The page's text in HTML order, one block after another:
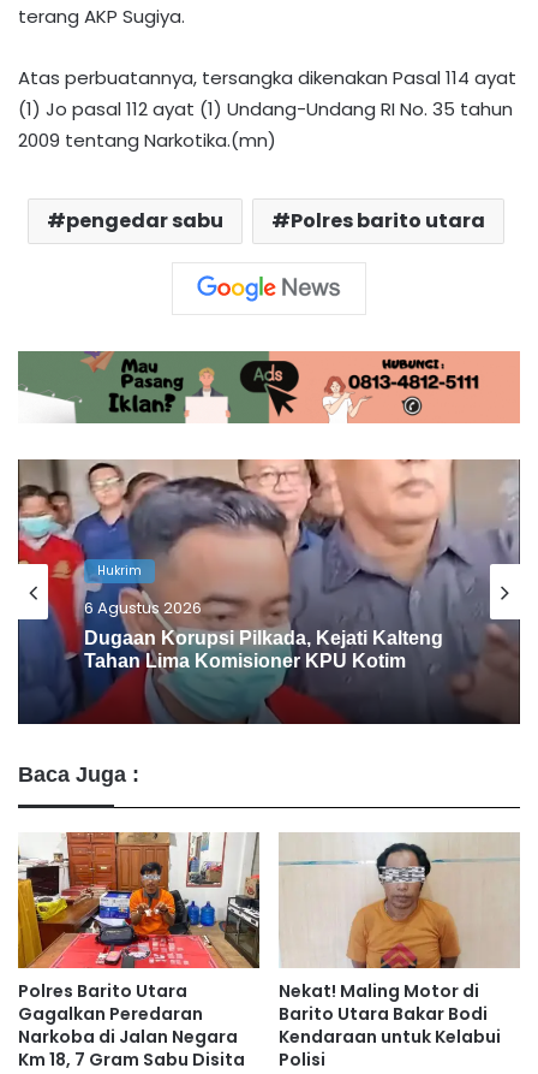
terang AKP Sugiya.
Atas perbuatannya, tersangka dikenakan Pasal 114 ayat
(1) Jo pasal 112 ayat (1) Undang-Undang RI No. 35 tahun
2009 tentang Narkotika.(mn)
pengedar sabu Polres barito utara
Hukrim
4 Agustus 2026
Simpan Sabu 10,11 Gram, Pengedar
Narkoba di Barito Utara Ditangkap
Baca Juga :
Polres Barito Utara
Gagalkan Peredaran
Narkoba di Jalan Negara
Km 18, 7 Gram Sabu Disita
Nekat! Maling Motor di
Barito Utara Bakar Bodi
Kendaraan untuk Kelabui
Polisi